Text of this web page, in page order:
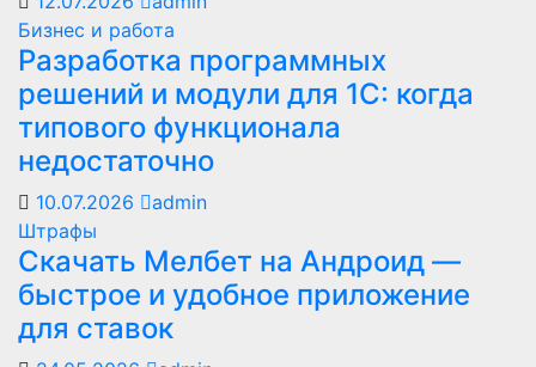
Бизнес и работа
Разработка программных
решений и модули для 1С: когда
типового функционала
недостаточно
10.07.2026
admin
Штрафы
Скачать Мелбет на Андроид —
быстрое и удобное приложение
для ставок